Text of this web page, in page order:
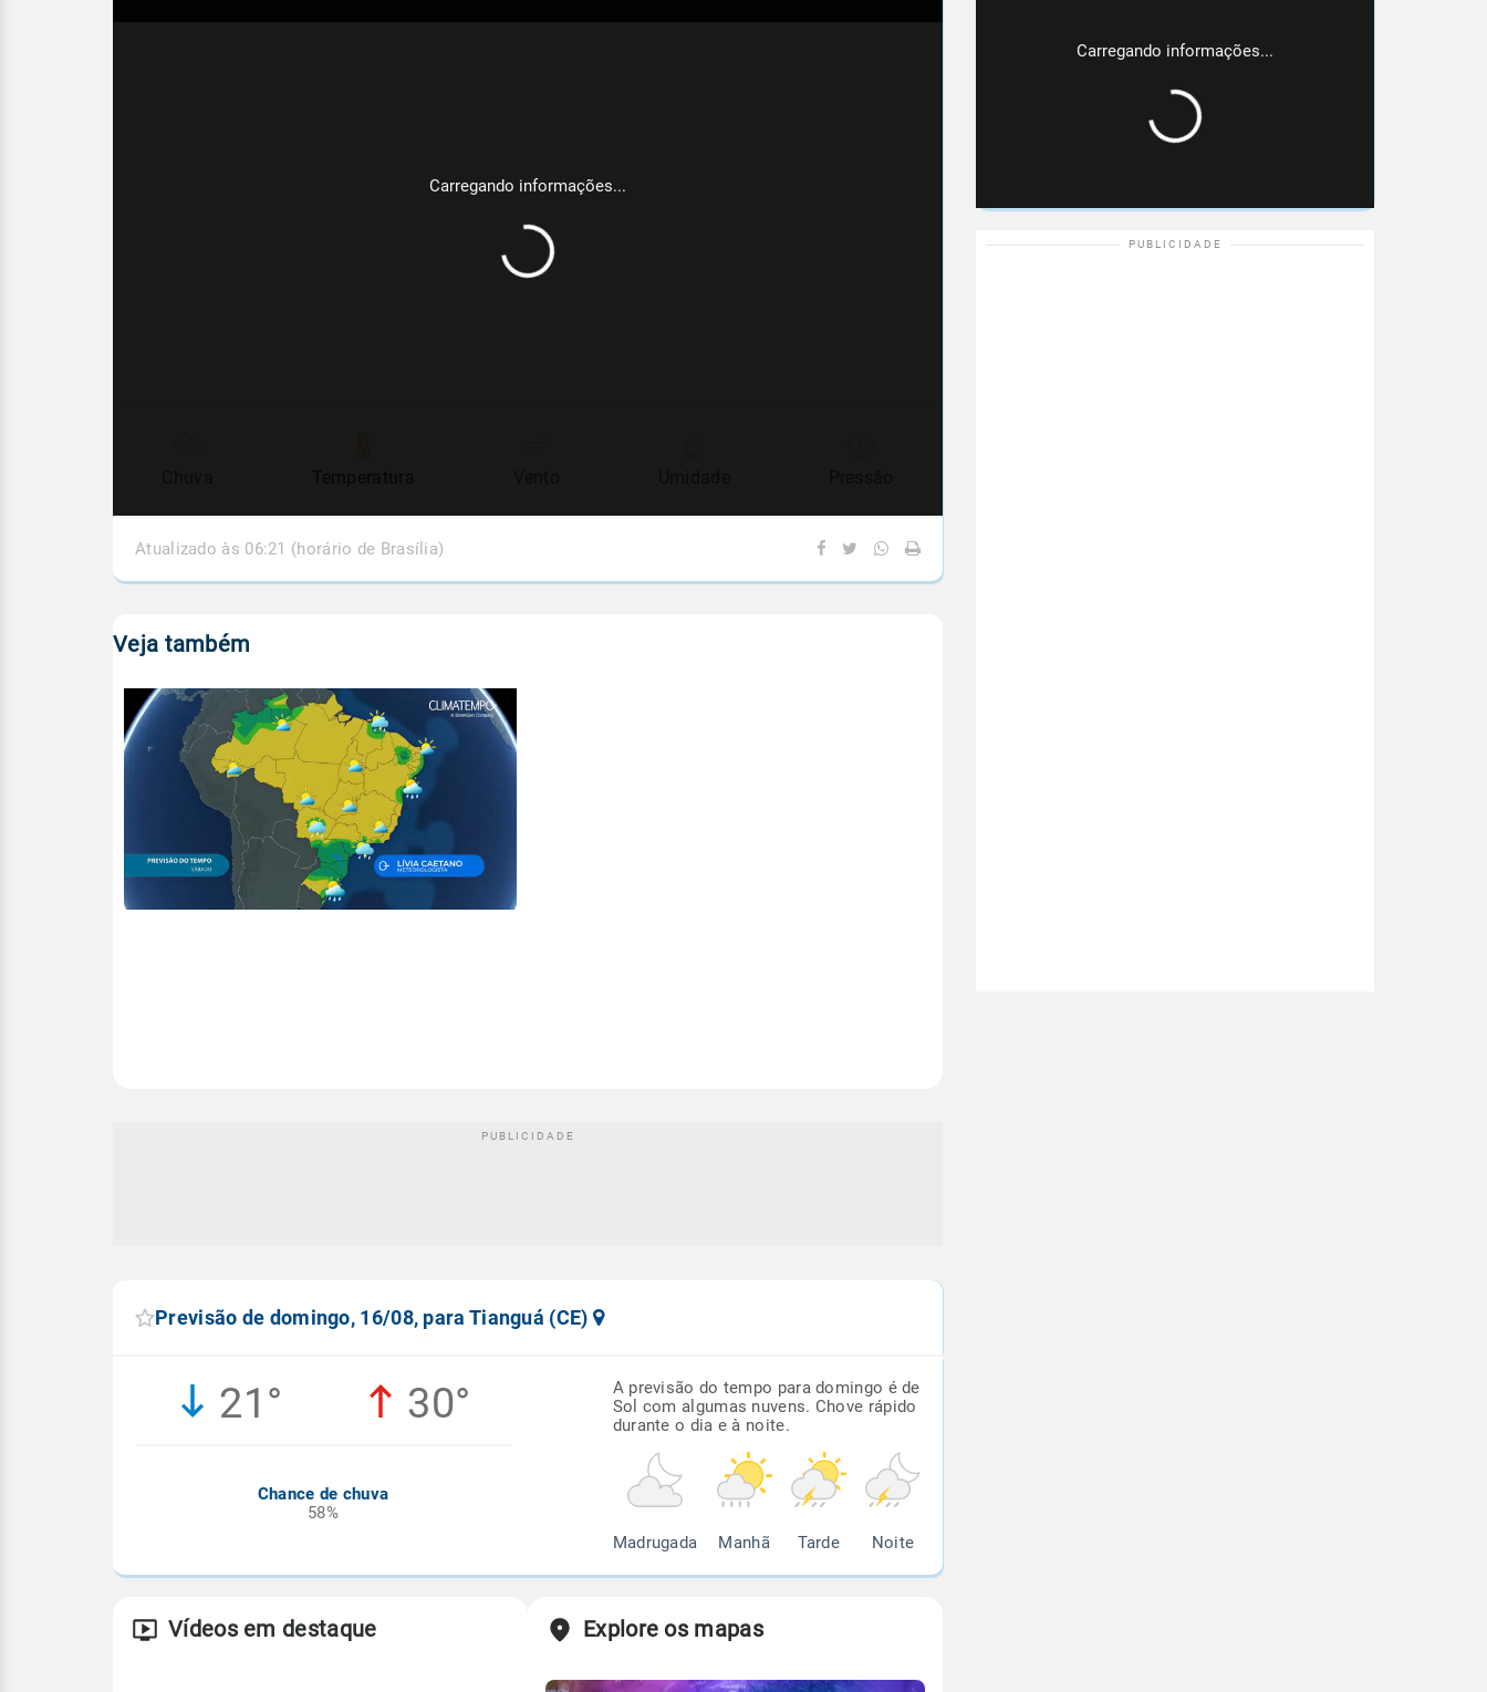
Atualizado às 06:21 (horário de Brasília)
Veja também
Previsão de domingo, 16/08, para Tianguá (CE)
21° 30°
Chance de chuva
58%
A previsão do tempo para domingo é de
Sol com algumas nuvens. Chove rápido
durante o dia e à noite.
Madrugada Manhã Tarde Noite
Vídeos em destaque Explore os mapas